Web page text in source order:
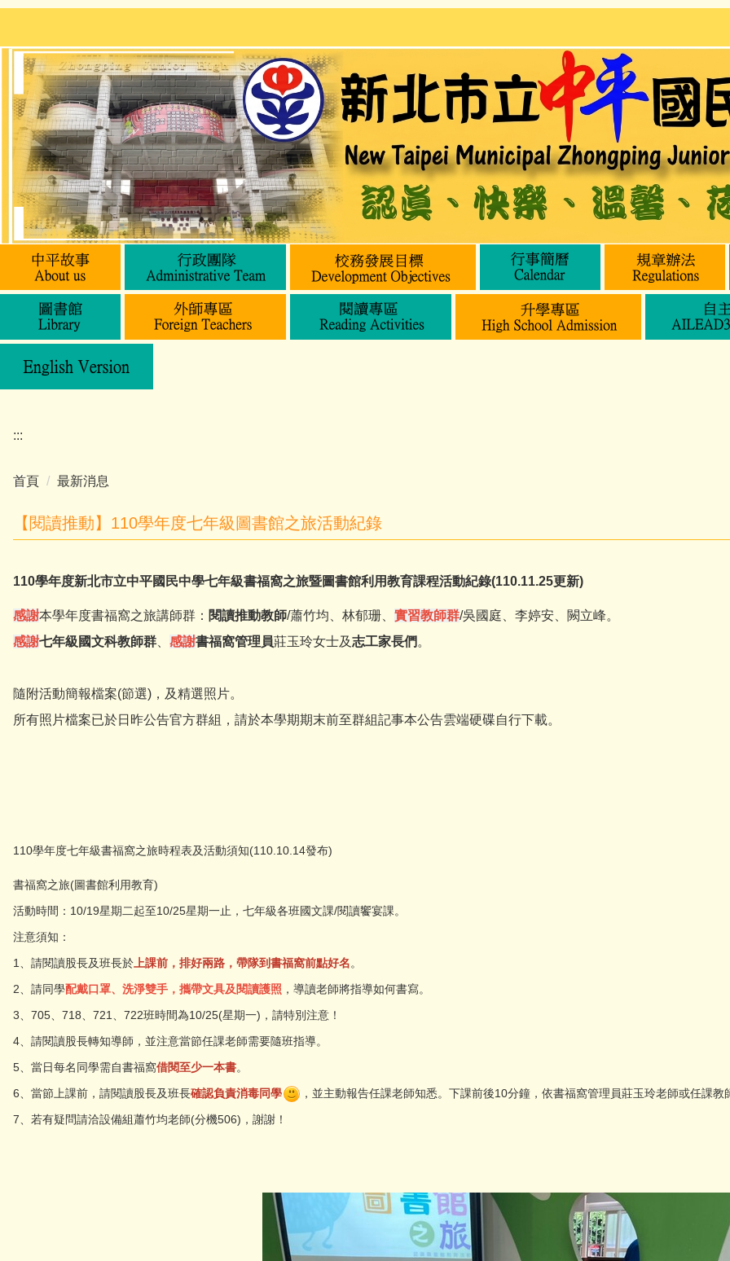
跳
主
內
容
區
:::
首頁 最新消息
【閱讀推動】110學年度七年級圖書館之旅活動紀錄
110學年度新北市立中平國民中學七年級書福窩之旅暨圖書館利用教育課程活動紀錄(110.11.25更新)
感謝本學年度書福窩之旅講師群： 閱讀推動教師/蕭竹均、林郁珊、 實習教師群/吳國庭、李婷安、闕立峰。
感謝七年級國文科教師群 感謝書福窩管理員莊玉玲女士及志工家長們 。
隨附活動簡報檔案(節選)，及精選照片。
所有照片檔案已於日昨公告官方群組，請於本學期期末前至群組記事本公告雲端硬碟自行下載。
110學年度七年級書福窩之旅時程表及活動須知(110.10.14發布)
書福窩之旅(圖書館利用教育)
活動時間：10/19星期二起至10/25星期一止，七年級各班國文課/閱讀饗宴課。
注意須知：
1、請閱讀股長及班長於 上課前，排好兩路，帶隊到書福窩前點好名。
2、請同學配戴口罩、洗淨雙手，攜帶文具及閱讀護照 ，導讀老師將指導如何書寫。
3、705、718、721、722班時間為10/25(星期一)，請特別注意！
4、請閱讀股長轉知導師，並注意當節任課老師需要隨班指導。
5、當日每名同學需自書福窩借閱至少一本書。
6、當節上課前，請閱讀股長及班長確認負責消毒同學
，並主動報告任課老師知悉。下課前後10分鐘，依書福窩管理員莊玉玲老師或任課教
7、若有疑問請洽設備組蕭竹均老師(分機506)，謝謝！